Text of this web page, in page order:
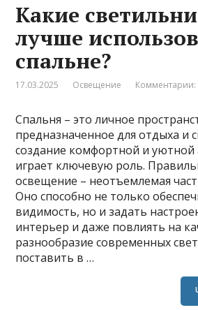
Какие
лучше
спальне?
17.03.2025 Освещение Комментарии:
Спальня – это личное
предназначенное для отдыха и
создание комфортной и
играет ключевую роль.
освещение – неотъемлемая
Оно способно не только
видимость, но и задать
интерьер и даже повлиять на
разнообразие современных
поставить в …